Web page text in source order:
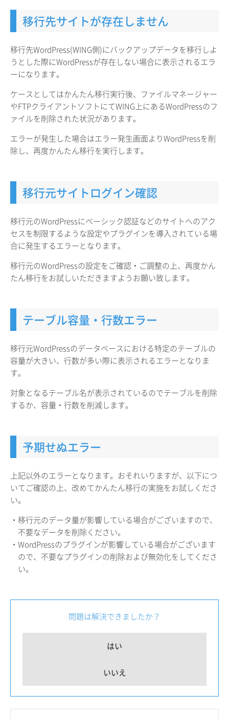
移行先サイトが存在しません
移行先WordPress(WING側)にバックアップデータを移行しよ
うとした際にWordPressが存在しない場合に表示されるエラ
ーになります。
ケースとしてはかんたん移行実行後、ファイルマネージャー
やFTPクライアントソフトにてWING上にあるWordPressのフ
ァイルを削除された状況があります。
エラーが発生した場合はエラー発生画面よりWordPressを削
除し、再度かんたん移行を実行します。
移行元サイトログイン確認
移行元のWordPressにベーシック認証などのサイトへのアク
セスを制限するような設定やプラグインを導入されている場
合に発生するエラーとなります。
移行元のWordPressの設定をご確認・ご調整の上、再度かん
たん移行をお試しいただきますようお願い致します。
テーブル容量・行数エラー
移行元WordPressのデータベースにおける特定のテーブルの
容量が大きい、行数が多い際に表示されるエラーとなりま
す。
対象となるテーブル名が表示されているのでテーブルを削除
するか、容量・行数を削減します。
予期せぬエラー
上記以外のエラーとなります。おそれいりますが、以下につ
いてご確認の上、改めてかんたん移行の実施をお試しくださ
い。
・移行元のデータ量が影響している場合がございますので、
不要なデータを削除ください。
・WordPressのプラグインが影響している場合がございます
ので、不要なプラグインの削除および無効化をしてくださ
い。
問題は解決できましたか？
はい
いいえ